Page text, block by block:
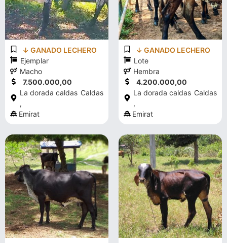
↓ GANADO LECHERO
Ejemplar
Macho
7.500.000,00
La dorada caldas
,
Caldas
Emirat
↓ GANADO LECHERO
Lote
Hembra
4.200.000,00
La dorada caldas
,
Caldas
Emirat